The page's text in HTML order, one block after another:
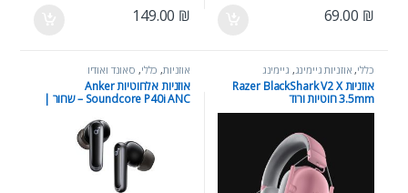
69.00 ₪
149.00 ₪
כללי, אוזניות גיימינג, גיימינג
אוזניות Razer BlackShark V2 X
3.5mm חוטיות ורוד
אוזניות, כללי, סאונד ואודיו
אוזניות אלחוטיות Anker
Soundcore P40i ANC – שחור |